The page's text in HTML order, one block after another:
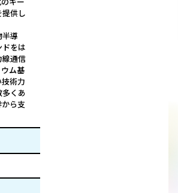
供し
導
をは
線通信
ウム基
術力
くあ
ら支